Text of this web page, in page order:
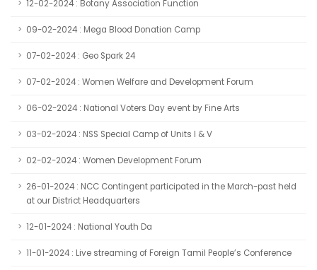
12-02-2024 : Botany Association Function
09-02-2024 : Mega Blood Donation Camp
07-02-2024 : Geo Spark 24
07-02-2024 : Women Welfare and Development Forum
06-02-2024 : National Voters Day event by Fine Arts
03-02-2024 : NSS Special Camp of Units I & V
02-02-2024 : Women Development Forum
26-01-2024 : NCC Contingent participated in the March-past held
at our District Headquarters
12-01-2024 : National Youth Da
11-01-2024 : Live streaming of Foreign Tamil People’s Conference